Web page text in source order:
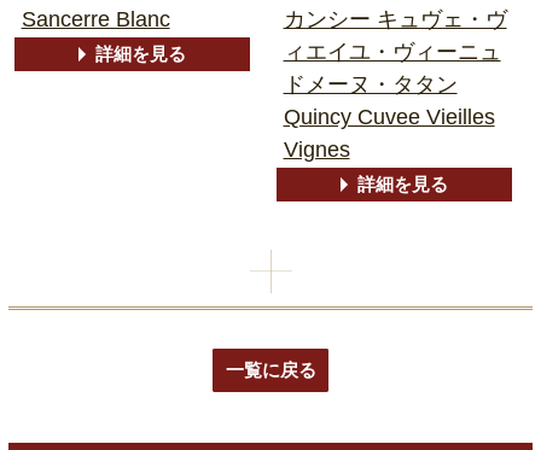
Sancerre Blanc
詳細を見る
カンシー キュヴェ・ヴ
ィエイユ・ヴィーニュ
ドメーヌ・タタン
Quincy Cuvee Vieilles
Vignes
詳細を見る
一覧に戻る